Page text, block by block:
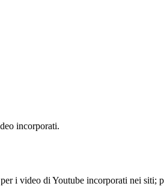
incorporati.
i video di Youtube incorporati nei siti;